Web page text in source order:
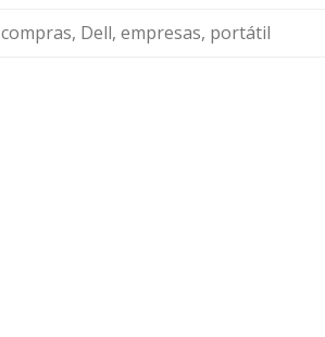
compras, Dell, empresas, portátil